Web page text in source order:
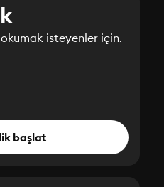
okumak isteyenler için.
başlat